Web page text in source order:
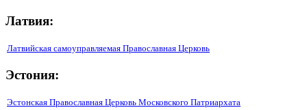
Латвия:
Латвийская самоуправляемая Православная Церковь
Эстония:
Эстонская Православная Церковь Московского Патриархата